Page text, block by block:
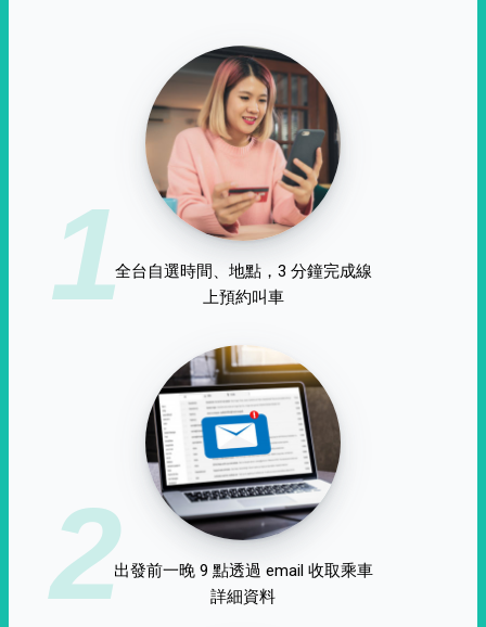
1全台自選時間、地點，3 分鐘完成線
上預約叫車
2出發前一晚 9 點透過 email 收取乘車
詳細資料